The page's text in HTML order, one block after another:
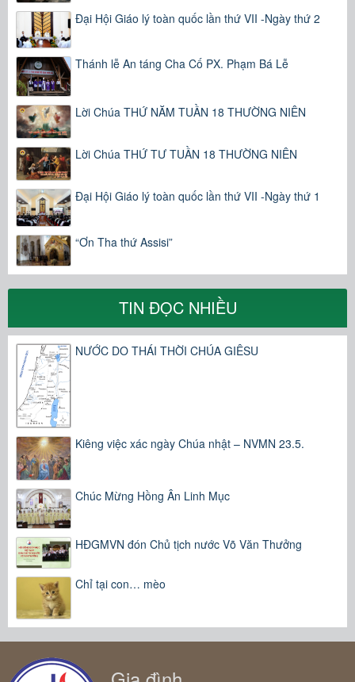
Đại Hội Giáo lý toàn quốc lần thứ VII -Ngày thứ 2
Thánh lễ An táng Cha Cố PX. Phạm Bá Lễ
Lời Chúa THỨ NĂM TUẦN 18 THƯỜNG NIÊN
Lời Chúa THỨ TƯ TUẦN 18 THƯỜNG NIÊN
Đại Hội Giáo lý toàn quốc lần thứ VII -Ngày thứ 1
“Ơn Tha thứ Assisi”
TIN ĐỌC NHIỀU
NƯỚC DO THÁI THỜI CHÚA GIÊSU
Kiêng việc xác ngày Chúa nhật – NVMN 23.5.
Chúc Mừng Hồng Ân Linh Mục
HĐGMVN đón Chủ tịch nước Võ Văn Thưởng
Chỉ tại con… mèo